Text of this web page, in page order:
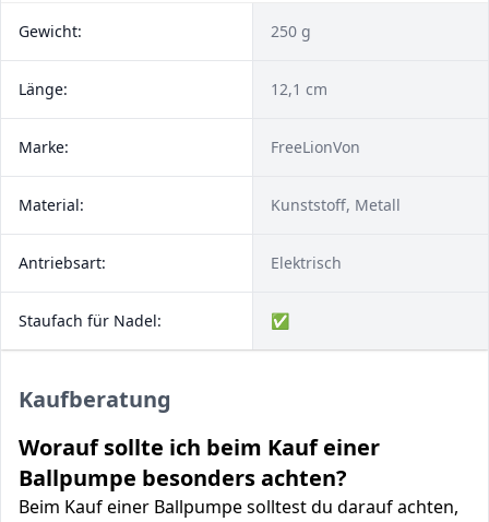
Gewicht: 250 g
Länge: 12,1 cm
Marke: FreeLionVon
Material: Kunststoff, Metall
Antriebsart: Elektrisch
Staufach für Nadel: ✅
Kaufberatung
Worauf sollte ich beim Kauf einer
Ballpumpe besonders achten?
Beim Kauf einer Ballpumpe solltest du darauf achten,